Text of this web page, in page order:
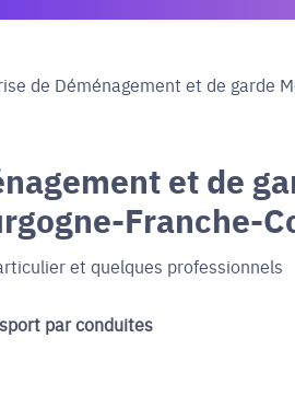
de Déménagement et de garde
et de
Franche-
et quelques professionnels
par conduites